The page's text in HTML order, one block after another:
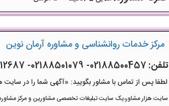
مرکز خدمات روانشناسی و مشاوره آرمان نوین
تلفن: 02188500457- 02188501079- 09336812687
لطفا پس از تماس با مشاور بگویید: «آگهی شما را در سایت هزار مشاور
سایت هزار مشاور،یک سایت تبلیغات تخصصی مشاورین و مرکز